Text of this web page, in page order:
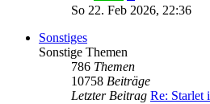
Beitrag
So 22. Feb 2026, 22:36
Sonstiges
Sonstige Themen
786 Themen
10758 Beiträge
Letzter Beitrag Re: Starlet